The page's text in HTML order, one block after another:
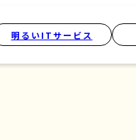
明るいITサービス